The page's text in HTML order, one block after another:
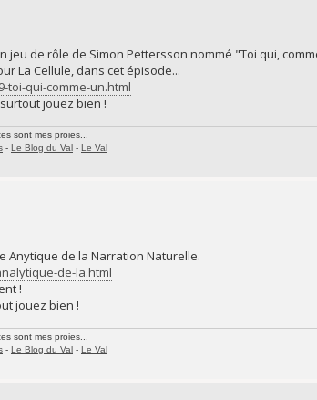
jeu de rôle de Simon Pettersson nommé "Toi qui,
La Cellule, dans cet épisode...
toi-qui-comme-un.html
jouez bien !
sont mes proies...
- Le Blog du Val - Le Val
Anytique de la Narration Naturelle.
de-la.html
!
jouez bien !
sont mes proies...
- Le Blog du Val - Le Val